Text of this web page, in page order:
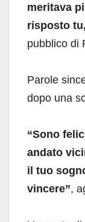
meritava
risposto
pubblico di
Parole
dopo una
“Sono
andato
il tuo
vincere”,